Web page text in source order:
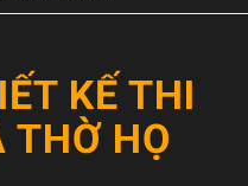
KẾ THI
THỜ HỌ